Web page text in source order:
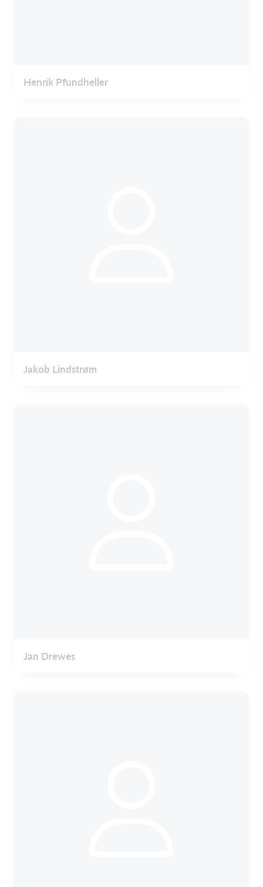
Henrik Pfundheller
Jakob Lindstrøm
Jan Drewes